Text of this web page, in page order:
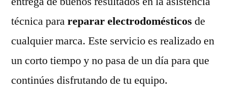
técnica parareparar electrodomésticos de
cualquier marca. Este servicio es realizado en
un corto tiempo y no pasa de un día para que
continúes disfrutando de tu equipo.